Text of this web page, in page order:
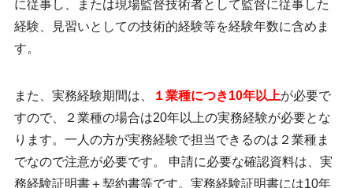
に従事し、または現場監督技術者として監督に従事した
経験、見習いとしての技術的経験等を経験年数に含めま
す。
また、実務経験期間は、 １業種につき10年以上が必要で
すので、２業種の場合は20年以上の実務経験が必要とな
ります。一人の方が実務経験で担当できるのは２業種ま
でなので注意が必要です。 申請に必要な確認資料は、実
務経験証明書＋契約書等です。実務経験証明書には10年